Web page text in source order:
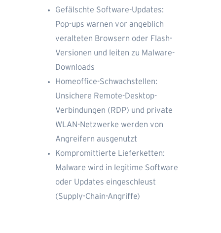
Gefälschte Software-Updates:
Pop-ups warnen vor angeblich
veralteten Browsern oder Flash-
Versionen und leiten zu Malware-
Downloads
Homeoffice-Schwachstellen:
Unsichere Remote-Desktop-
Verbindungen (RDP) und private
WLAN-Netzwerke werden von
Angreifern ausgenutzt
Kompromittierte Lieferketten:
Malware wird in legitime Software
oder Updates eingeschleust
(Supply-Chain-Angriffe)